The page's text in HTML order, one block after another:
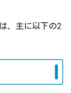
、主に以下の2